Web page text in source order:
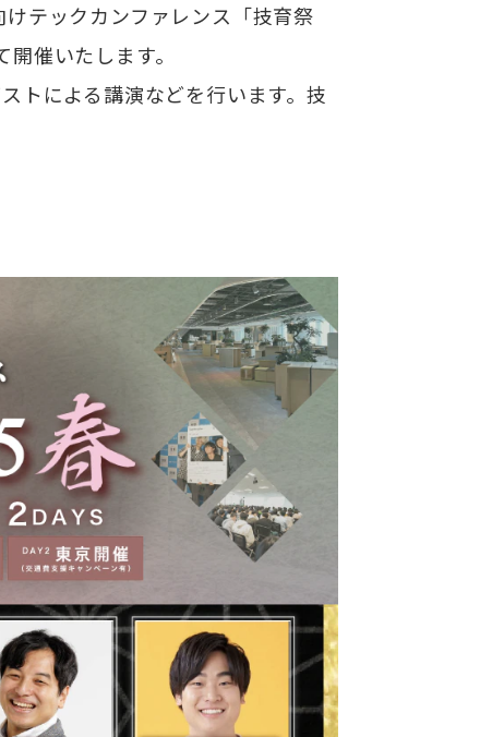
テックカンファレンス「技育祭
催いたします。
トによる講演などを行います。技